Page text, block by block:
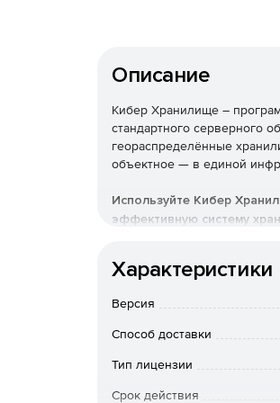
Описание
Кибер Хранилище –
стандартного серверного
геораспределённые
объектное — в единой
Используйте Кибер
эффективную систему
Ключевые
Гибкие пулы хранения.
нагрузки.
HDD, чтобы создавать
Характеристики
Версия
Способ доставки
Тип лицензии
Срок действия